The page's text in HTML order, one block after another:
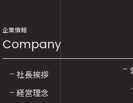
企業情報
Company
社長挨拶
経営理念